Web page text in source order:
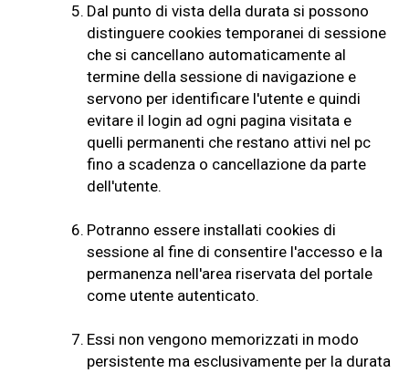
5. Dal punto di vista della durata si possono
distinguere cookies temporanei di sessione
che si cancellano automaticamente al
termine della sessione di navigazione e
servono per identificare l'utente e quindi
evitare il login ad ogni pagina visitata e
quelli permanenti che restano attivi nel pc
fino a scadenza o cancellazione da parte
dell'utente.
6. Potranno essere installati cookies di
sessione al fine di consentire l'accesso e la
permanenza nell'area riservata del portale
come utente autenticato.
7. Essi non vengono memorizzati in modo
persistente ma esclusivamente per la durata